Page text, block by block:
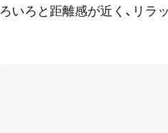
ろいろと距離感が近く、リラ